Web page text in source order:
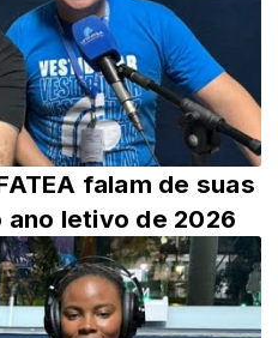
falam de suas
letivo de 2026